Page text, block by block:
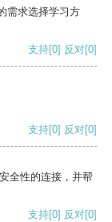
需求选择学习方
支持[0] 反对[0]
支持[0] 反对[0]
全性的连接，并帮
支持[0] 反对[0]